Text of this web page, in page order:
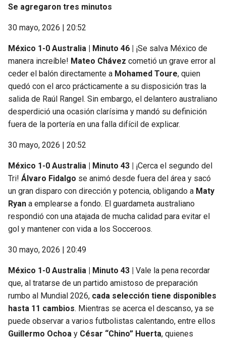
Se agregaron tres minutos
30 mayo, 2026 | 20:52
México 1-0 Australia | Minuto 46 | ¡Se salva México de
manera increíble! Mateo Chávez cometió un grave error al
ceder el balón directamente a Mohamed Toure, quien
quedó con el arco prácticamente a su disposición tras la
salida de Raúl Rangel. Sin embargo, el delantero australiano
desperdició una ocasión clarísima y mandó su definición
fuera de la portería en una falla difícil de explicar.
30 mayo, 2026 | 20:52
México 1-0 Australia | Minuto 43 | ¡Cerca el segundo del
Tri! Álvaro Fidalgo se animó desde fuera del área y sacó
un gran disparo con dirección y potencia, obligando a Maty
Ryan a emplearse a fondo. El guardameta australiano
respondió con una atajada de mucha calidad para evitar el
gol y mantener con vida a los Socceroos.
30 mayo, 2026 | 20:49
México 1-0 Australia | Minuto 43 | Vale la pena recordar
que, al tratarse de un partido amistoso de preparación
rumbo al Mundial 2026, cada selección tiene disponibles
hasta 11 cambios. Mientras se acerca el descanso, ya se
puede observar a varios futbolistas calentando, entre ellos
Guillermo Ochoa y César “Chino” Huerta, quienes